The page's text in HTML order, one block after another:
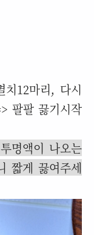
12마리, 다시
팔팔 끓기시작
명액이 나오는
짧게 끓여주세